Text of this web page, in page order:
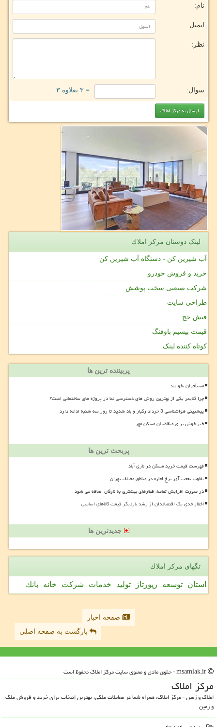
نام:
ایمیل:
نظر:
سوال: = ۳ بعلاوه ۳
لینک دوستان مركز املاك
آب شیرین کن - دستگاه آب شیرین کن
خرید و فروش خودرو
شرکت صنعتی سخت پوشش
طراحی سایت
فیش حج
قیمت بیسیم باوفنگ
کوتاه کننده لینک
پربیننده ترین ها
مستأجران بخوانند
چرا کلایمر یکی از بهترین روش های دسترسی نما در پروژه های ساختمانی است؟
پیشبینی هواشناسی 3 خرداد رگبار و باد شدید تا روز سه شنبه ادامه دارد
خبر خوش برای متقاضیان مسکن مهر
پربحث ترین ها
فهرست قیمت خرید مسکن در نازی آباد
تفاوت تعجب آور نرخ اجاره در مناطق مختلف تهران
در صورت افزایش تقاضا، قطارهای بیشتری به ناوگان اضافه می شود
اخطار جدی یک اقتصاددان از رشد باردیگر قیمت کالاهای اساسی
جدیدترین ها
تگهای مركز املاك
استان توسعه رپورتاژ تولید خدمات شركت خانه بانك
صفحه اخبار
بازگشت به صفحه اصلی
مركز املاك
املاک و زمین - مرکز املاک، همراه شما در معاملات ملکی، بهترین انتخاب برای خرید و فروش ملک
و زمین